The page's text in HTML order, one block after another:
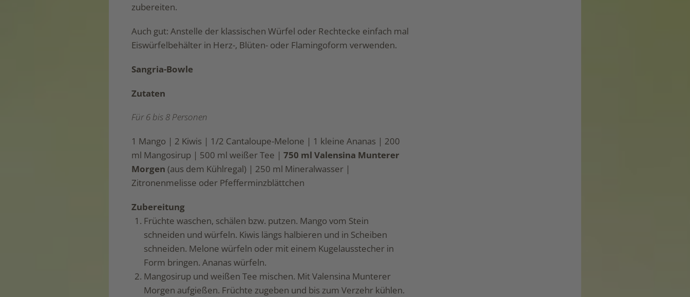
zubereiten.
Auch gut: Anstelle der klassischen Würfel oder Rechtecke einfach mal
Eiswürfelbehälter in Herz-, Blüten- oder Flamingoform verwenden.
Sangria-Bowle
Zutaten
Für 6 bis 8 Personen
1 Mango | 2 Kiwis | 1/2 Cantaloupe-Melone | 1 kleine Ananas | 200
ml Mangosirup | 500 ml weißer Tee | 750 ml Valensina Munterer
Morgen (aus dem Kühlregal) | 250 ml Mineralwasser |
Zitronenmelisse oder Pfefferminzblättchen
Zubereitung
Früchte waschen, schälen bzw. putzen. Mango vom Stein
schneiden und würfeln. Kiwis längs halbieren und in Scheiben
schneiden. Melone würfeln oder mit einem Kugelausstecher in
Form bringen. Ananas würfeln.
Mangosirup und weißen Tee mischen. Mit Valensina Munterer
Morgen aufgießen. Früchte zugeben und bis zum Verzehr kühlen.